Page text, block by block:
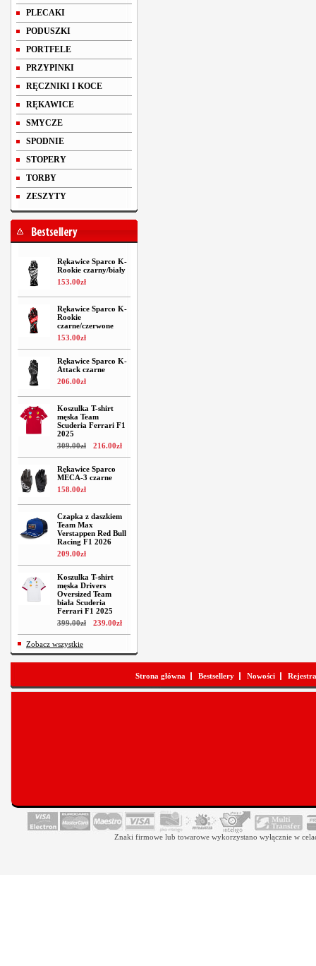
PLECAKI
PODUSZKI
PORTFELE
PRZYPINKI
RĘCZNIKI I KOCE
RĘKAWICE
SMYCZE
SPODNIE
STOPERY
TORBY
ZESZYTY
Rękawice Sparco K-
Rookie czarny/biały
153.00zł
Rękawice Sparco K-
Rookie
czarne/czerwone
153.00zł
Rękawice Sparco K-
Attack czarne
206.00zł
Koszulka T-shirt
męska Team
Scuderia Ferrari F1
2025
309.00zł 216.00zł
Rękawice Sparco
MECA-3 czarne
158.00zł
Czapka z daszkiem
Team Max
Verstappen Red Bull
Racing F1 2026
209.00zł
Koszulka T-shirt
męska Drivers
Oversized Team
biała Scuderia
Ferrari F1 2025
399.00zł 239.00zł
Zobacz wszystkie
Strona główna Bestsellery Nowości
Znaki firmowe lub towarowe wykorzystano wyłącznie w